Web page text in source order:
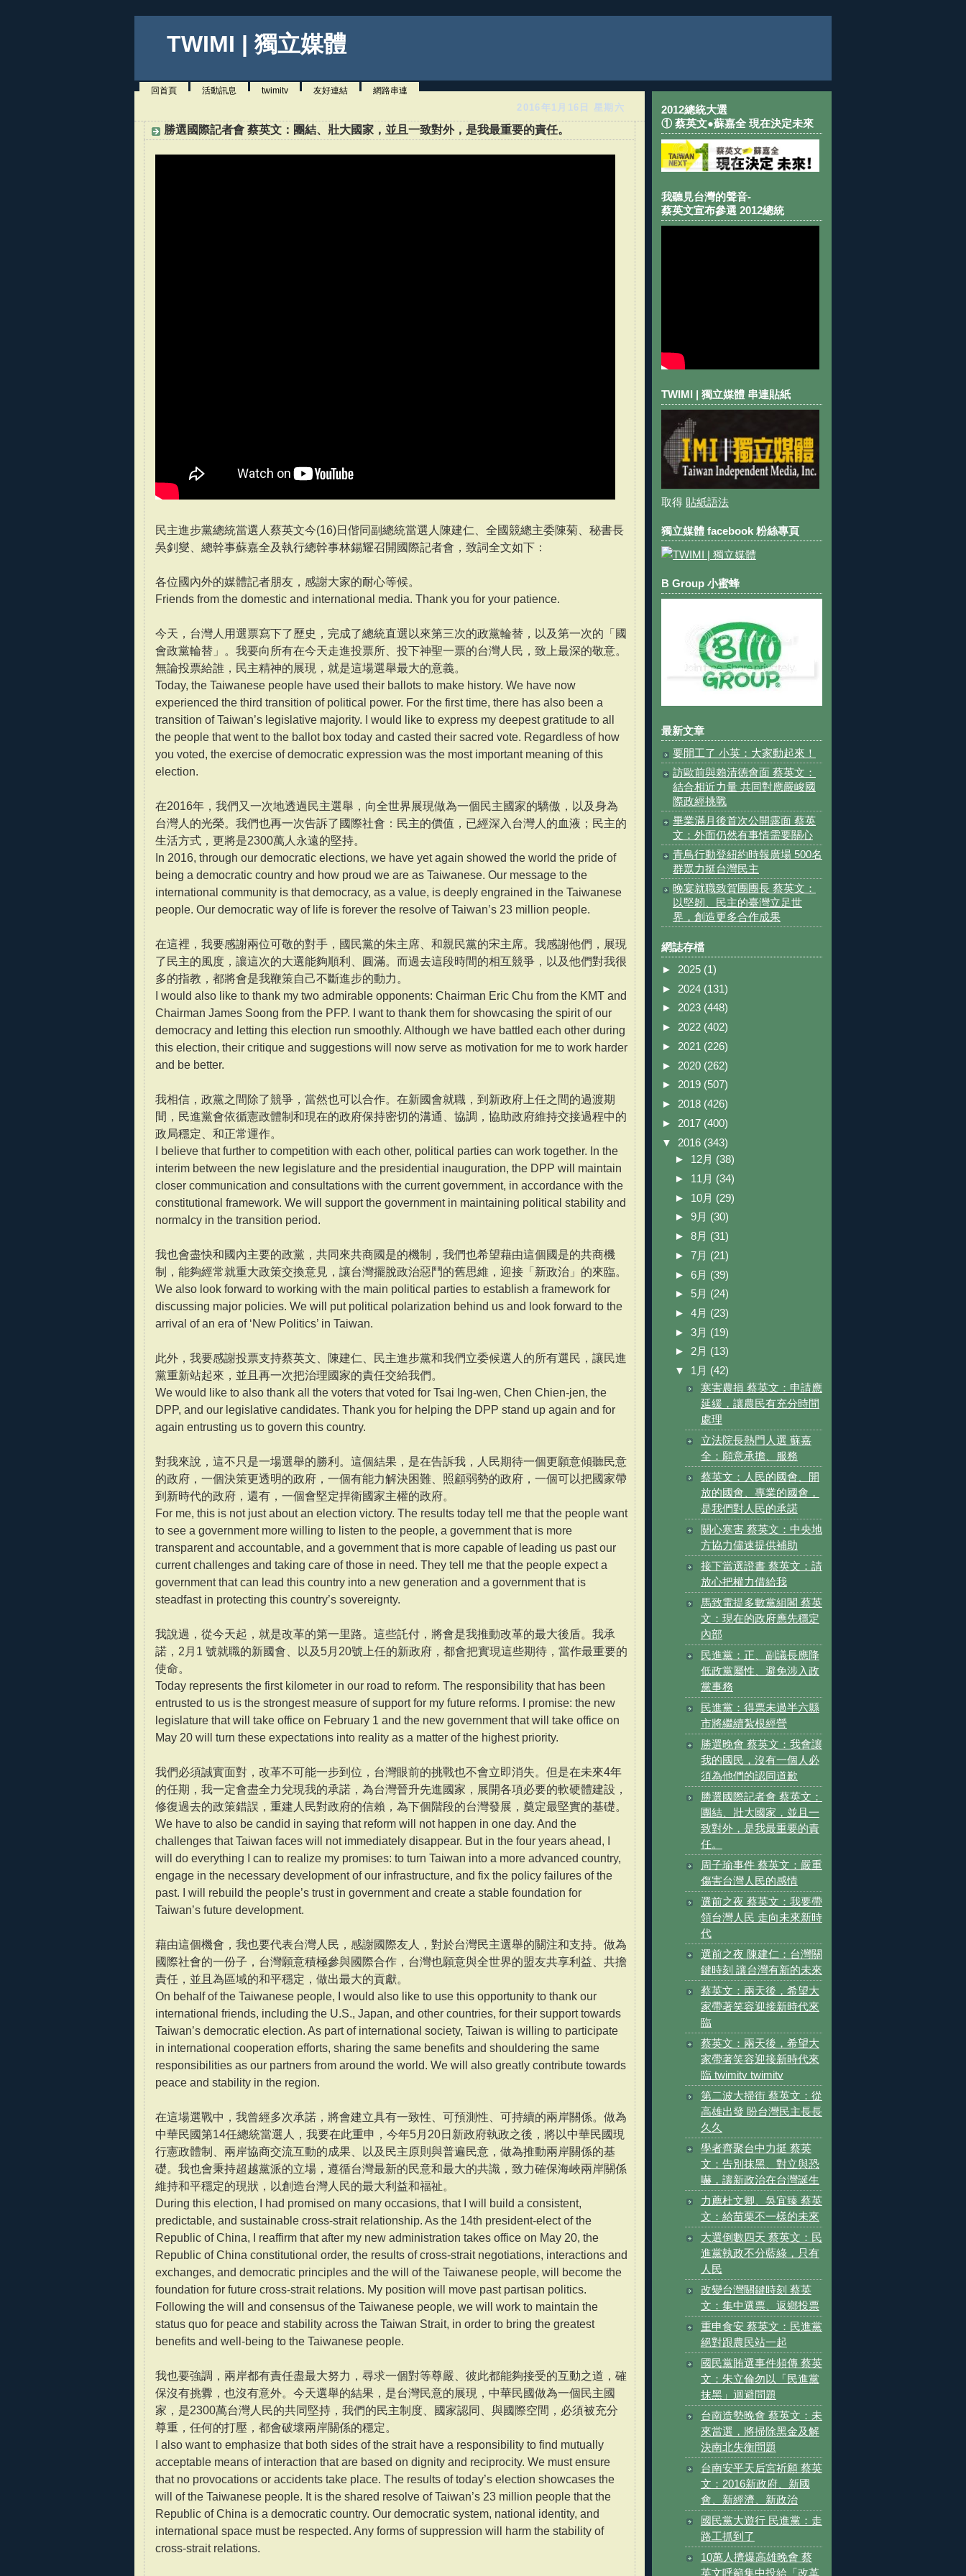
TWIMI | 獨立媒體
回首頁 活動訊息 twimitv 友好連結 網路串連
2016年1月16日 星期六
勝選國際記者會 蔡英文：團結、壯大國家，並且一致對外，是我最重要的責任。
民主進步黨總統當選人蔡英文今(16)日偕同副總統當選人陳建仁、全國競總主委陳菊、秘書長
吳釗燮、總幹事蘇嘉全及執行總幹事林錫耀召開國際記者會，致詞全文如下：
各位國內外的媒體記者朋友，感謝大家的耐心等候。
Friends from the domestic and international media. Thank you for your patience.
今天，台灣人用選票寫下了歷史，完成了總統直選以來第三次的政黨輪替，以及第一次的「國
會政黨輪替」。我要向所有在今天走進投票所、投下神聖一票的台灣人民，致上最深的敬意。
無論投票給誰，民主精神的展現，就是這場選舉最大的意義。
Today, the Taiwanese people have used their ballots to make history. We have now
experienced the third transition of political power. For the first time, there has also been a
transition of Taiwan’s legislative majority. I would like to express my deepest gratitude to all
the people that went to the ballot box today and casted their sacred vote. Regardless of how
you voted, the exercise of democratic expression was the most important meaning of this
election.
在2016年，我們又一次地透過民主選舉，向全世界展現做為一個民主國家的驕傲，以及身為
台灣人的光榮。我們也再一次告訴了國際社會：民主的價值，已經深入台灣人的血液；民主的
生活方式，更將是2300萬人永遠的堅持。
In 2016, through our democratic elections, we have yet again showed the world the pride of
being a democratic country and how proud we are as Taiwanese. Our message to the
international community is that democracy, as a value, is deeply engrained in the Taiwanese
people. Our democratic way of life is forever the resolve of Taiwan’s 23 million people.
在這裡，我要感謝兩位可敬的對手，國民黨的朱主席、和親民黨的宋主席。我感謝他們，展現
了民主的風度，讓這次的大選能夠順利、圓滿。而過去這段時間的相互競爭，以及他們對我很
多的指教，都將會是我鞭策自己不斷進步的動力。
I would also like to thank my two admirable opponents: Chairman Eric Chu from the KMT and
Chairman James Soong from the PFP. I want to thank them for showcasing the spirit of our
democracy and letting this election run smoothly. Although we have battled each other during
this election, their critique and suggestions will now serve as motivation for me to work harder
and be better.
我相信，政黨之間除了競爭，當然也可以合作。在新國會就職，到新政府上任之間的過渡期
間，民進黨會依循憲政體制和現在的政府保持密切的溝通、協調，協助政府維持交接過程中的
政局穩定、和正常運作。
I believe that further to competition with each other, political parties can work together. In the
interim between the new legislature and the presidential inauguration, the DPP will maintain
closer communication and consultations with the current government, in accordance with the
constitutional framework. We will support the government in maintaining political stability and
normalcy in the transition period.
我也會盡快和國內主要的政黨，共同來共商國是的機制，我們也希望藉由這個國是的共商機
制，能夠經常就重大政策交換意見，讓台灣擺脫政治惡鬥的舊思維，迎接「新政治」的來臨。
We also look forward to working with the main political parties to establish a framework for
discussing major policies. We will put political polarization behind us and look forward to the
arrival of an era of ‘New Politics’ in Taiwan.
此外，我要感謝投票支持蔡英文、陳建仁、民主進步黨和我們立委候選人的所有選民，讓民進
黨重新站起來，並且再一次把治理國家的責任交給我們。
We would like to also thank all the voters that voted for Tsai Ing-wen, Chen Chien-jen, the
DPP, and our legislative candidates. Thank you for helping the DPP stand up again and for
again entrusting us to govern this country.
對我來說，這不只是一場選舉的勝利。這個結果，是在告訴我，人民期待一個更願意傾聽民意
的政府，一個決策更透明的政府，一個有能力解決困難、照顧弱勢的政府，一個可以把國家帶
到新時代的政府，還有，一個會堅定捍衛國家主權的政府。
For me, this is not just about an election victory. The results today tell me that the people want
to see a government more willing to listen to the people, a government that is more
transparent and accountable, and a government that is more capable of leading us past our
current challenges and taking care of those in need. They tell me that the people expect a
government that can lead this country into a new generation and a government that is
steadfast in protecting this country’s sovereignty.
我說過，從今天起，就是改革的第一里路。這些託付，將會是我推動改革的最大後盾。我承
諾，2月1 號就職的新國會、以及5月20號上任的新政府，都會把實現這些期待，當作最重要的
使命。
Today represents the first kilometer in our road to reform. The responsibility that has been
entrusted to us is the strongest measure of support for my future reforms. I promise: the new
legislature that will take office on February 1 and the new government that will take office on
May 20 will turn these expectations into reality as a matter of the highest priority.
我們必須誠實面對，改革不可能一步到位，台灣眼前的挑戰也不會立即消失。但是在未來4年
的任期，我一定會盡全力兌現我的承諾，為台灣晉升先進國家，展開各項必要的軟硬體建設，
修復過去的政策錯誤，重建人民對政府的信賴，為下個階段的台灣發展，奠定最堅實的基礎。
We have to also be candid in saying that reform will not happen in one day. And the
challenges that Taiwan faces will not immediately disappear. But in the four years ahead, I
will do everything I can to realize my promises: to turn Taiwan into a more advanced country,
engage in the necessary development of our infrastructure, and fix the policy failures of the
past. I will rebuild the people’s trust in government and create a stable foundation for
Taiwan’s future development.
藉由這個機會，我也要代表台灣人民，感謝國際友人，對於台灣民主選舉的關注和支持。做為
國際社會的一份子，台灣願意積極參與國際合作，台灣也願意與全世界的盟友共享利益、共擔
責任，並且為區域的和平穩定，做出最大的貢獻。
On behalf of the Taiwanese people, I would also like to use this opportunity to thank our
international friends, including the U.S., Japan, and other countries, for their support towards
Taiwan’s democratic election. As part of international society, Taiwan is willing to participate
in international cooperation efforts, sharing the same benefits and shouldering the same
responsibilities as our partners from around the world. We will also greatly contribute towards
peace and stability in the region.
在這場選戰中，我曾經多次承諾，將會建立具有一致性、可預測性、可持續的兩岸關係。做為
中華民國第14任總統當選人，我要在此重申，今年5月20日新政府執政之後，將以中華民國現
行憲政體制、兩岸協商交流互動的成果、以及民主原則與普遍民意，做為推動兩岸關係的基
礎。我也會秉持超越黨派的立場，遵循台灣最新的民意和最大的共識，致力確保海峽兩岸關係
維持和平穩定的現狀，以創造台灣人民的最大利益和福祉。
During this election, I had promised on many occasions, that I will build a consistent,
predictable, and sustainable cross-strait relationship. As the 14th president-elect of the
Republic of China, I reaffirm that after my new administration takes office on May 20, the
Republic of China constitutional order, the results of cross-strait negotiations, interactions and
exchanges, and democratic principles and the will of the Taiwanese people, will become the
foundation for future cross-strait relations. My position will move past partisan politics.
Following the will and consensus of the Taiwanese people, we will work to maintain the
status quo for peace and stability across the Taiwan Strait, in order to bring the greatest
benefits and well-being to the Taiwanese people.
我也要強調，兩岸都有責任盡最大努力，尋求一個對等尊嚴、彼此都能夠接受的互動之道，確
保沒有挑釁，也沒有意外。今天選舉的結果，是台灣民意的展現，中華民國做為一個民主國
家，是2300萬台灣人民的共同堅持，我們的民主制度、國家認同、與國際空間，必須被充分
尊重，任何的打壓，都會破壞兩岸關係的穩定。
I also want to emphasize that both sides of the strait have a responsibility to find mutually
acceptable means of interaction that are based on dignity and reciprocity. We must ensure
that no provocations or accidents take place. The results of today’s election showcases the
will of the Taiwanese people. It is the shared resolve of Taiwan’s 23 million people that the
Republic of China is a democratic country. Our democratic system, national identity, and
international space must be respected. Any forms of suppression will harm the stability of
cross-strait relations.
2012總統大選
① 蔡英文●蘇嘉全 現在決定未來
我聽見台灣的聲音-
蔡英文宣布參選 2012總統
TWIMI | 獨立媒體 串連貼紙
取得 貼紙語法
獨立媒體 facebook 粉絲專頁
B Group 小蜜蜂
最新文章
要開工了 小英：大家動起來！
訪歐前與賴清德會面 蔡英文：
結合相近力量 共同對應嚴峻國
際政經挑戰
畢業滿月後首次公開露面 蔡英
文：外面仍然有事情需要關心
青鳥行動登紐約時報廣場 500名
群眾力挺台灣民主
晚宴就職致賀團團長 蔡英文：
以堅韌、民主的臺灣立足世
界，創造更多合作成果
網誌存檔
► 2025 (1)
► 2024 (131)
► 2023 (448)
► 2022 (402)
► 2021 (226)
► 2020 (262)
► 2019 (507)
► 2018 (426)
► 2017 (400)
▼ 2016 (343)
► 12月 (38)
► 11月 (34)
► 10月 (29)
► 9月 (30)
► 8月 (31)
► 7月 (21)
► 6月 (39)
► 5月 (24)
► 4月 (23)
► 3月 (19)
► 2月 (13)
▼ 1月 (42)
寒害農損 蔡英文：申請應
延緩，讓農民有充分時間
處理
立法院長熱門人選 蘇嘉
全：願意承擔、服務
蔡英文：人民的國會、開
放的國會、專業的國會，
是我們對人民的承諾
關心寒害 蔡英文：中央地
方協力儘速提供補助
接下當選證書 蔡英文：請
放心把權力借給我
馬致電提多數黨組閣 蔡英
文：現在的政府應先穩定
內部
民進黨：正、副議長應降
低政黨屬性、避免涉入政
黨事務
民進黨：得票未過半六縣
市將繼續紮根經營
勝選晚會 蔡英文：我會讓
我的國民，沒有一個人必
須為他們的認同道歉
勝選國際記者會 蔡英文：
團結、壯大國家，並且一
致對外，是我最重要的責
任。
周子瑜事件 蔡英文：嚴重
傷害台灣人民的感情
選前之夜 蔡英文：我要帶
領台灣人民 走向未來新時
代
選前之夜 陳建仁：台灣關
鍵時刻 讓台灣有新的未來
蔡英文：兩天後，希望大
家帶著笑容迎接新時代來
臨
蔡英文：兩天後，希望大
家帶著笑容迎接新時代來
臨 twimitv twimitv
第二波大掃街 蔡英文：從
高雄出發 盼台灣民主長長
久久
學者齊聚台中力挺 蔡英
文：告別抹黑、對立與恐
嚇，讓新政治在台灣誕生
力薦杜文卿、吳宜臻 蔡英
文：給苗栗不一樣的未來
大選倒數四天 蔡英文：民
進黨執政不分藍綠，只有
人民
改變台灣關鍵時刻 蔡英
文：集中選票、返鄉投票
重申食安 蔡英文：民進黨
絕對跟農民站一起
國民黨賄選事件頻傳 蔡英
文：朱立倫勿以「民進黨
抹黑」迴避問題
台南造勢晚會 蔡英文：未
來當選，將掃除黑金及解
決南北失衡問題
台南安平天后宮祈願 蔡英
文：2016新政府、新國
會、新經濟、新政治
國民黨大遊行 民進黨：走
路工抓到了
10萬人擠爆高雄晚會 蔡
英文呼籲集中投給「改革